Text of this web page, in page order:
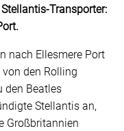
Transporter:
nach Ellesmere Port
den Rolling
den Beatles
Stellantis an,
Großbritannien